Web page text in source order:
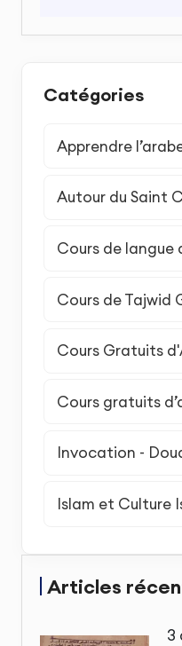
Catégories
Apprendre
Autour du Saint
Cours de
Cours de Tajwid
Cours Gratuits
Cours gratuits
Invocation -
Islam et Culture
Articles
3